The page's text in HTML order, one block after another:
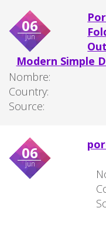
06
jun
Modern Simple
Nombre:
Country:
Source:
06
jun